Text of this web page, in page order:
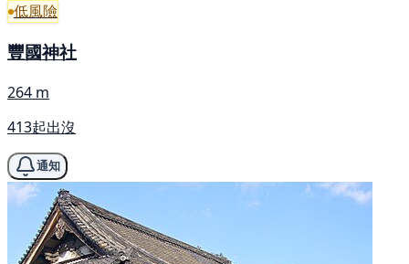
低風險
豐國神社
264 m
413起出沒
通知